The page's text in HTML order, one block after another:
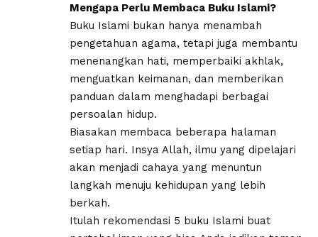
Mengapa Perlu Membaca Buku Islami?
Buku Islami bukan hanya menambah
pengetahuan agama, tetapi juga membantu
menenangkan hati, memperbaiki akhlak,
menguatkan keimanan, dan memberikan
panduan dalam menghadapi berbagai
persoalan hidup.
Biasakan membaca beberapa halaman
setiap hari. Insya Allah, ilmu yang dipelajari
akan menjadi cahaya yang menuntun
langkah menuju kehidupan yang lebih
berkah.
Itulah rekomendasi 5 buku Islami buat